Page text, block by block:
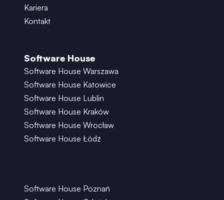
Kariera
Kontakt
Software House
Software House Warszawa
Software House Katowice
Software House Lublin
Software House Kraków
Software House Wrocław
Software House Łódź
Software House Poznań